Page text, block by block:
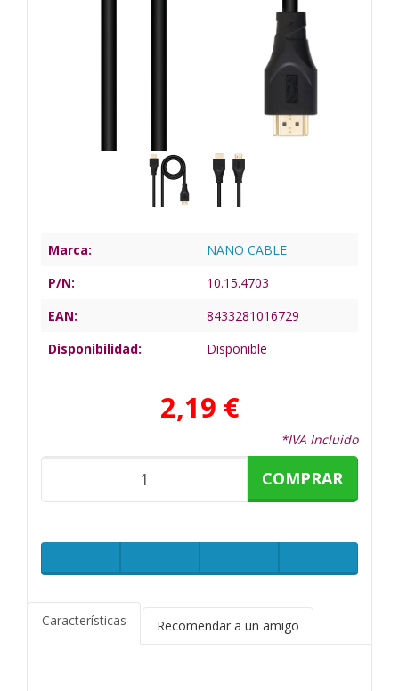
Marca:
NANO CABLE
P/N:
10.15.4703
EAN:
8433281016729
Disponibilidad:
Disponible
2,19 €
*IVA Incluido
COMPRAR
Características Recomendar a un amigo